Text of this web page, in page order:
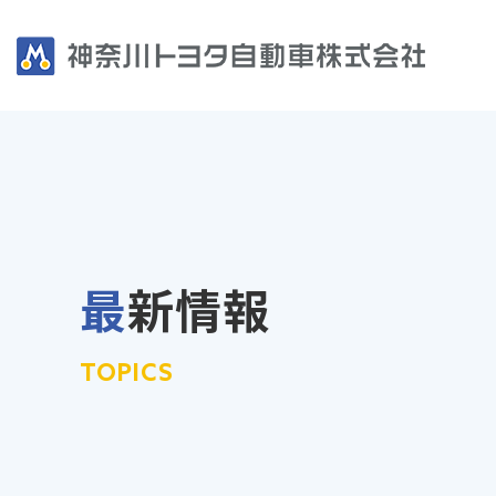
最新情報
TOPICS